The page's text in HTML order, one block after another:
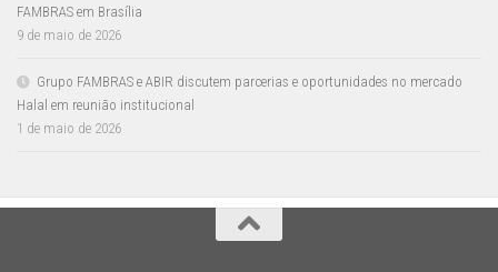
FAMBRAS em Brasília
9 de maio de 2026
Grupo FAMBRAS e ABIR discutem parcerias e oportunidades no mercado
Halal em reunião institucional
1 de maio de 2026